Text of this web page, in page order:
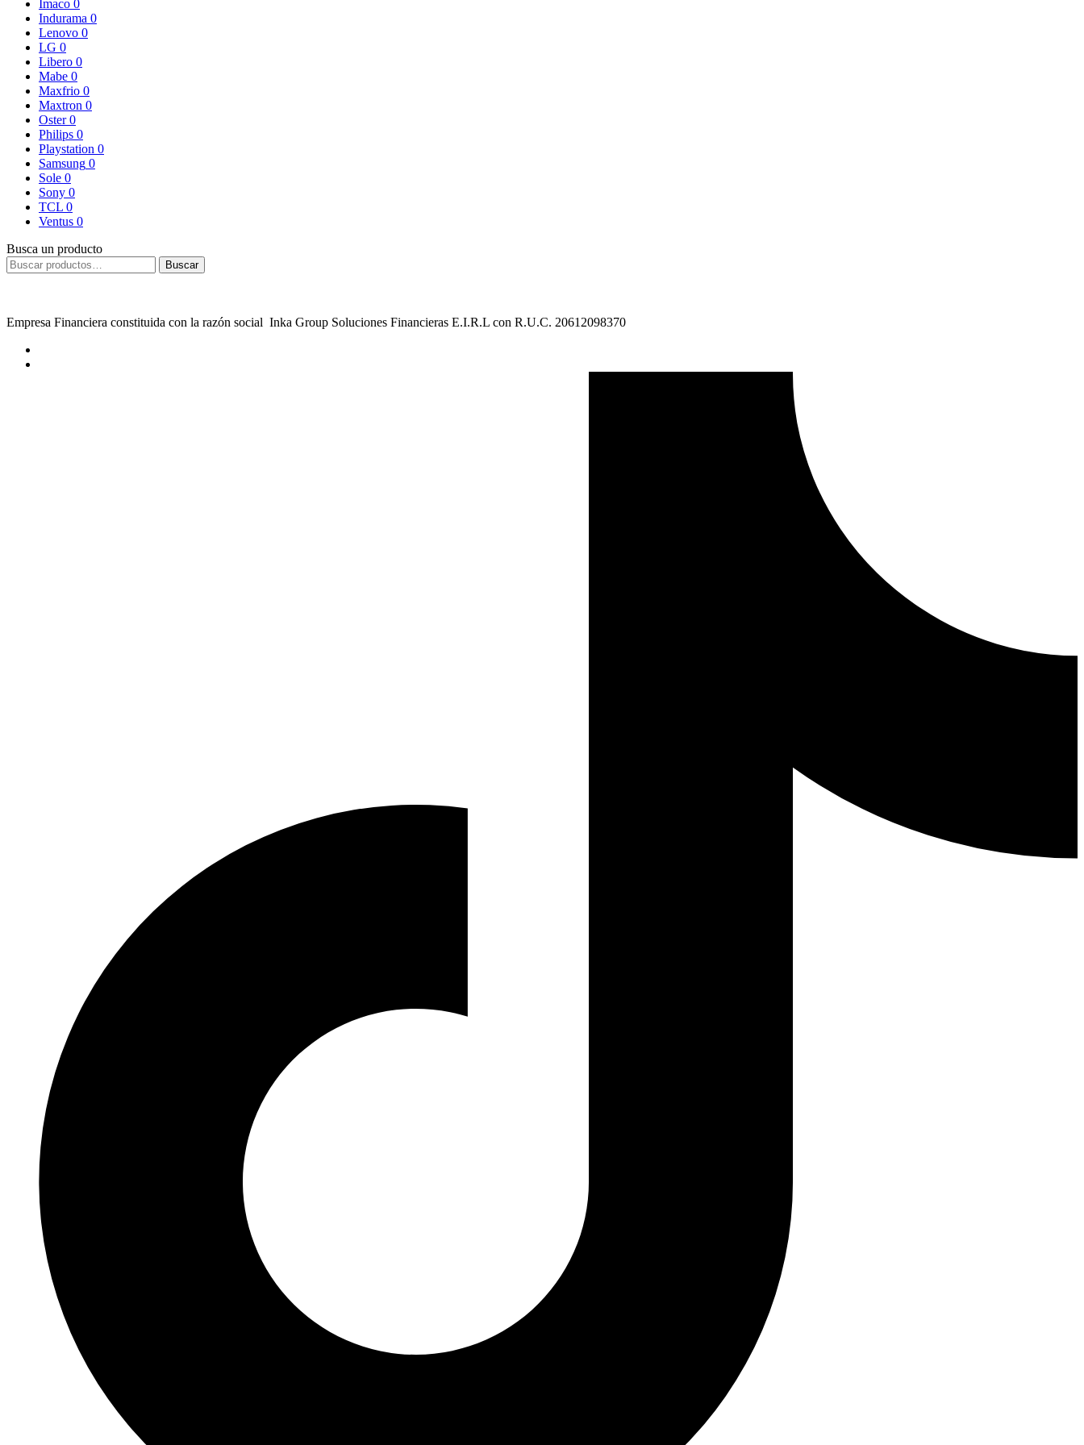
Imaco 0
Indurama 0
Lenovo 0
LG 0
Libero 0
Mabe 0
Maxfrio 0
Maxtron 0
Oster 0
Philips 0
Playstation 0
Samsung 0
Sole 0
Sony 0
TCL 0
Ventus 0
Busca un producto
Buscar
Empresa Financiera constituida con la razón social Inka Group Soluciones Financieras E.I.R.L con R.U.C. 20612098370